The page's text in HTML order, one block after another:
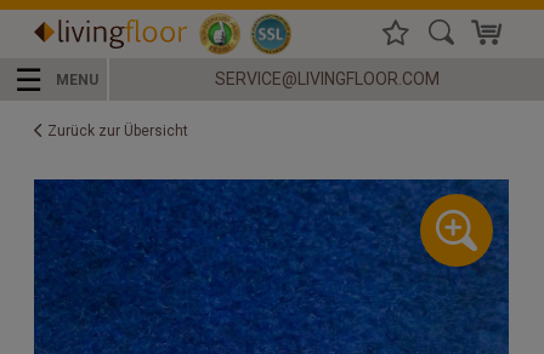
☰ MENU SERVICE@LIVINGFLOOR.COM
Zurück zur Übersicht